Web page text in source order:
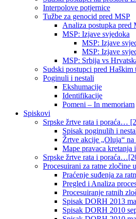
Interpolove potjernice
Tužbe za genocid pred MSP
Analiza postupka pred
MSP: Izjave svjedoka
MSP: Izjave
MSP: Izjave
MSP: Srbija vs
Sudski postupci pred Haškim
Poginuli i nestali
Ekshumacije
Identifikacije
Pomeni – In memoriam
Spiskovi
Srpske žrtve rata i poraća…
Spisak poginulih i
Žrtve akcije „Oluja“ na
Mape pravaca
Srpske žrtve rata i
Procesuirani za ratne zločine
Praćenje suđenja za
Pregled i Analiza
Procesuiranje ratnih
Spisak DORH 2013
Spisak DORH 2010